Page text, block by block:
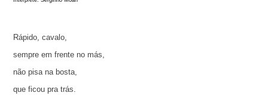
Rápido, cavalo,
sempre em frente no más,
não pisa na bosta,
que ficou pra trás.